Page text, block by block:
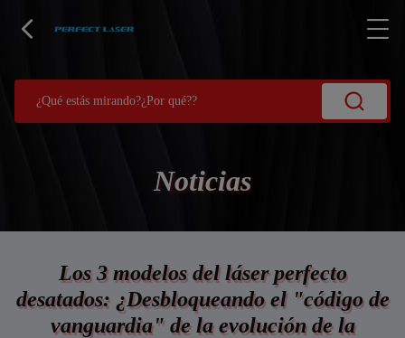
Noticias
Los 3 modelos del láser perfecto
desatados: ¿Desbloqueando el "código de
vanguardia" de la evolución de la